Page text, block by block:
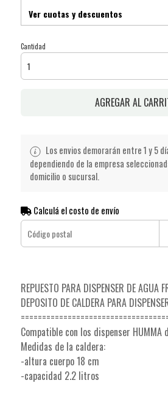
Ver cuotas y descuentos
Cantidad
AGREGAR AL
Los envios demorarán entre 1 y 5
dependiendo de la empresa
domicilio o sucursal.
Calculá el costo de envío
REPUESTO PARA DISPENSER DE AGUA
DEPOSITO DE CALDERA PARA
Compatible con los dispenser HUMMA
Medidas de la caldera:
-altura cuerpo 18 cm
-capacidad 2.2 litros